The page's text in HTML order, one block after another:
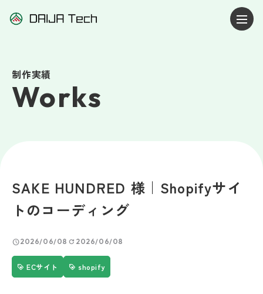
制作実績
Works
SAKE HUNDRED 様｜Shopifyサイ
トのコーディング
schedule2026/06/08 refresh 2026/06/08
ECサイト shopify